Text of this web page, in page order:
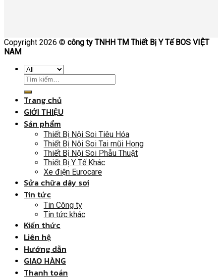
Copyright 2026 © công ty TNHH TM Thiết Bị Y Tế BOS VIỆT
NAM
Trang chủ
GIỚI THIỆU
Sản phẩm
Thiết Bị Nội Soi Tiêu Hóa
Thiết Bị Nội Soi Tai mũi Họng
Thiết Bị Nội Soi Phẫu Thuật
Thiết Bị Y Tế Khác
Xe điện Eurocare
Sửa chữa dây soi
Tin tức
Tin Công ty
Tin tức khác
Kiến thức
Liên hệ
Hướng dẫn
GIAO HÀNG
Thanh toán